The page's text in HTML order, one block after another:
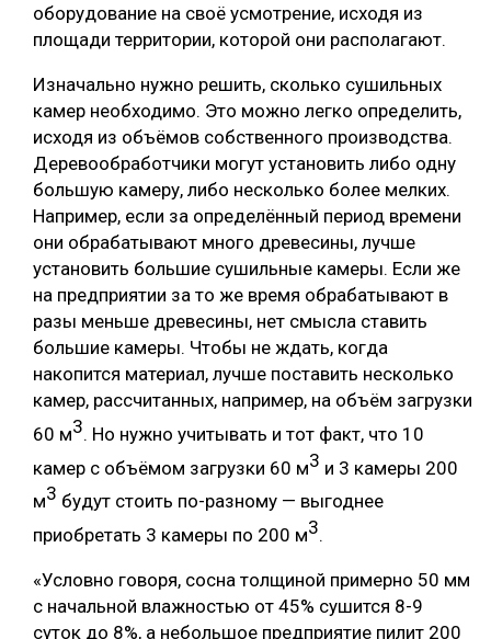
оборудование на своё усмотрение, исходя из
площади территории, которой они располагают.
Изначально нужно решить, сколько сушильных
камер необходимо. Это можно легко определить,
исходя из объёмов собственного производства.
Деревообработчики могут установить либо одну
большую камеру, либо несколько более мелких.
Например, если за определённый период времени
они обрабатывают много древесины, лучше
установить большие сушильные камеры. Если же
на предприятии за то же время обрабатывают в
разы меньше древесины, нет смысла ставить
большие камеры. Чтобы не ждать, когда
накопится материал, лучше поставить несколько
камер, рассчитанных, например, на объём загрузки
60 м3. Но нужно учитывать и тот факт, что 10
камер с объёмом загрузки 60 м3 и 3 камеры 200
м3 будут стоить по-разному — выгоднее
приобретать 3 камеры по 200 м3.
«Условно говоря, сосна толщиной примерно 50 мм
с начальной влажностью от 45% сушится 8-9
суток до 8%, а небольшое предприятие пилит 200